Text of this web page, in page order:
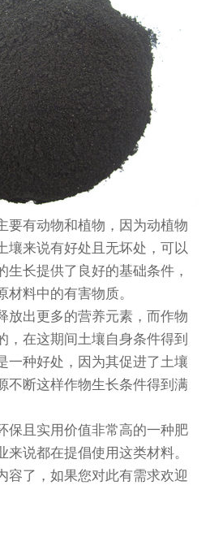
有动物和植物，因为动植物
壤来说有好处且无坏处，可以
生长提供了良好的基础条件，
材料中的有害物质。
出更多的营养元素，而作物
，在这期间土壤自身条件得到
一种好处，因为其促进了土壤
不断这样作物生长条件得到满
且实用价值非常高的一种肥
说都在提倡使用这类材料。
容了，如果您对此有需求欢迎